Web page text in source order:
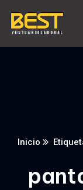
Inicio